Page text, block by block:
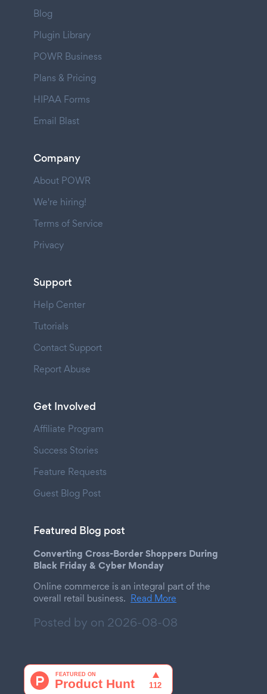
Blog
Plugin Library
POWR Business
Plans & Pricing
HIPAA Forms
Email Blast
Company
About POWR
We're hiring!
Terms of Service
Privacy
Support
Help Center
Tutorials
Contact Support
Report Abuse
Get Involved
Affiliate Program
Success Stories
Feature Requests
Guest Blog Post
Featured Blog post
Converting Cross-Border Shoppers During
Black Friday & Cyber Monday
Online commerce is an integral part of the
overall retail business. Read More
Posted by on 2026-08-08